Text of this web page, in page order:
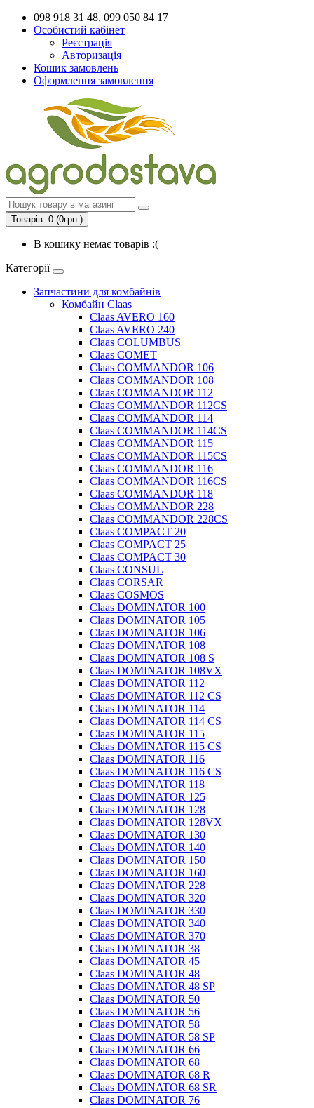
098 918 31 48, 099 050 84 17
Особистий кабінет
Реєстрація
Авторизація
Кошик замовлень
Оформлення замовлення
Товарів: 0 (0грн.)
В кошику немає товарів :(
Категорії
Запчастини для комбайнів
Комбайн Claas
Claas AVERO 160
Claas AVERO 240
Claas COLUMBUS
Claas COMET
Claas COMMANDOR 106
Claas COMMANDOR 108
Claas COMMANDOR 112
Claas COMMANDOR 112CS
Claas COMMANDOR 114
Claas COMMANDOR 114CS
Claas COMMANDOR 115
Claas COMMANDOR 115CS
Claas COMMANDOR 116
Claas COMMANDOR 116CS
Claas COMMANDOR 118
Claas COMMANDOR 228
Claas COMMANDOR 228CS
Claas COMPACT 20
Claas COMPACT 25
Claas COMPACT 30
Claas CONSUL
Claas CORSAR
Claas COSMOS
Claas DOMINATOR 100
Claas DOMINATOR 105
Claas DOMINATOR 106
Claas DOMINATOR 108
Claas DOMINATOR 108 S
Claas DOMINATOR 108VX
Claas DOMINATOR 112
Claas DOMINATOR 112 CS
Claas DOMINATOR 114
Claas DOMINATOR 114 CS
Claas DOMINATOR 115
Claas DOMINATOR 115 CS
Claas DOMINATOR 116
Claas DOMINATOR 116 CS
Claas DOMINATOR 118
Claas DOMINATOR 125
Claas DOMINATOR 128
Claas DOMINATOR 128VX
Claas DOMINATOR 130
Claas DOMINATOR 140
Claas DOMINATOR 150
Claas DOMINATOR 160
Claas DOMINATOR 228
Claas DOMINATOR 320
Claas DOMINATOR 330
Claas DOMINATOR 340
Claas DOMINATOR 370
Claas DOMINATOR 38
Claas DOMINATOR 45
Claas DOMINATOR 48
Claas DOMINATOR 48 SP
Claas DOMINATOR 50
Claas DOMINATOR 56
Claas DOMINATOR 58
Claas DOMINATOR 58 SP
Claas DOMINATOR 66
Claas DOMINATOR 68
Claas DOMINATOR 68 R
Claas DOMINATOR 68 SR
Claas DOMINATOR 76